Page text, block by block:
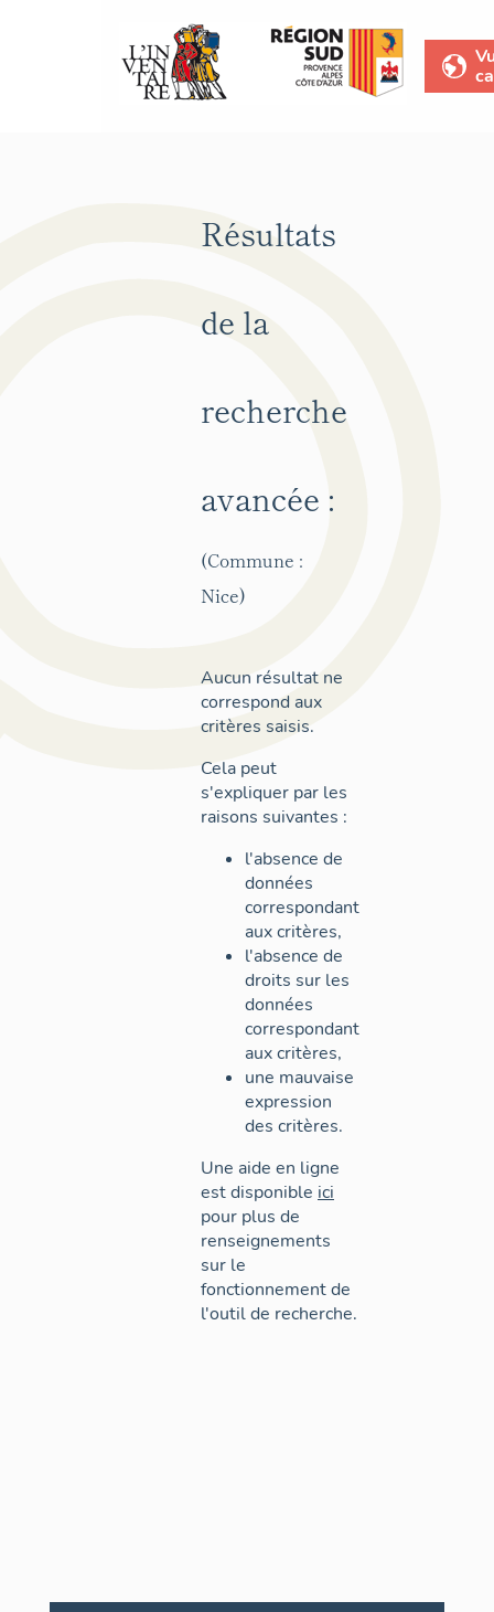
Résultats
de la
recherche
avancée :
(Commune :
Nice)
Aucun résultat ne
correspond aux
critères saisis.
Cela peut
s'expliquer par les
raisons suivantes :
l'absence de
données
correspondant
aux critères,
l'absence de
droits sur les
données
correspondant
aux critères,
une mauvaise
expression
des critères.
Une aide en ligne
est disponible ici
pour plus de
renseignements
sur le
fonctionnement de
l'outil de recherche.